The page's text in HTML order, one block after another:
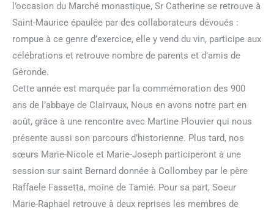
l’occasion du Marché monastique, Sr Catherine se retrouve à
Saint-Maurice épaulée par des collaborateurs dévoués :
rompue à ce genre d’exercice, elle y vend du vin, participe aux
célébrations et retrouve nombre de parents et d’amis de
Géronde.
Cette année est marquée par la commémoration des 900
ans de l’abbaye de Clairvaux, Nous en avons notre part en
août, grâce à une rencontre avec Martine Plouvier qui nous
présente aussi son parcours d’historienne. Plus tard, nos
sœurs Marie-Nicole et Marie-Joseph participeront à une
session sur saint Bernard donnée à Collombey par le père
Raffaele Fassetta, moine de Tamié. Pour sa part, Soeur
Marie-Raphael retrouve à deux reprises les membres de